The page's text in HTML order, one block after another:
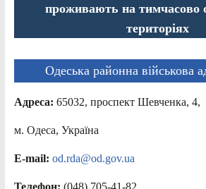
проживають на тимчасово
територіях
Одеська районна військова
Адреса: 65032, проспект Шевченка, 4,
м. Одеса, Україна
E-mail: od.rda@od.gov.ua
Телефон: (048) 705-41-82